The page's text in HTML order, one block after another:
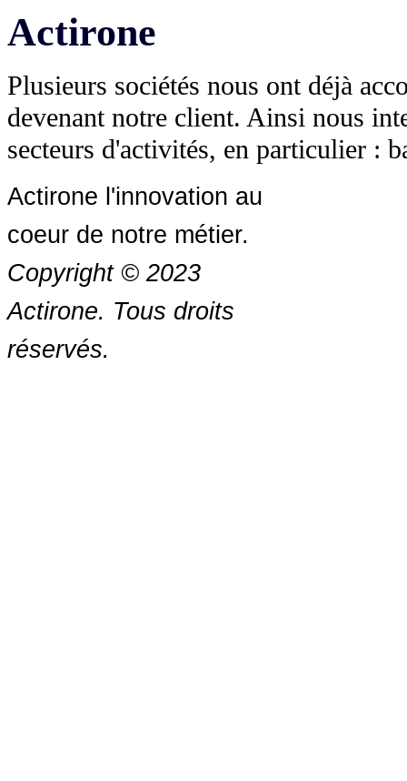
Actirone
Plusieurs sociétés nous ont déjà
devenant notre client. Ainsi nous
secteurs d'activités, en particulier :
Actirone l'innovation au
coeur de notre métier.
Copyright © 2023
Actirone. Tous droits
réservés.